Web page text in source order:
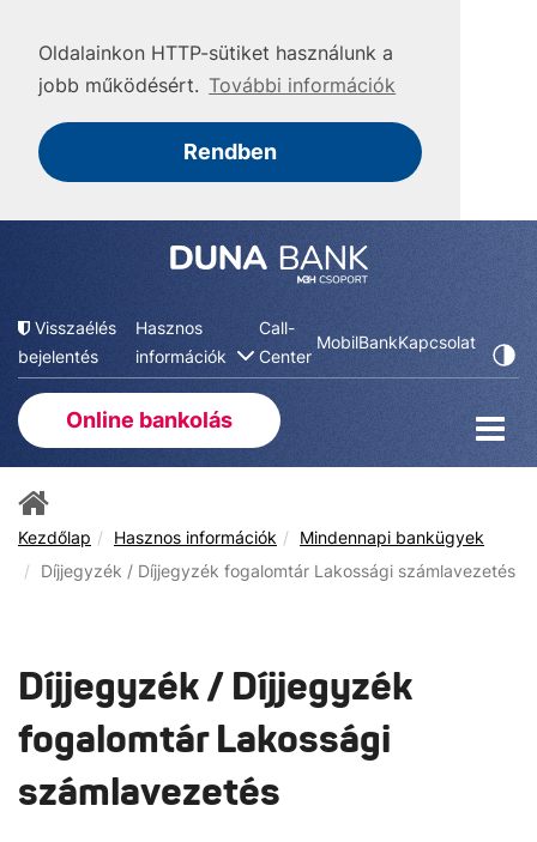
Oldalainkon HTTP-sütiket használunk a
jobb működésért. További információk
Rendben
Visszaélés
bejelentés
Hasznos
információk
Call-
Center
MobilBankKapcsolat
Online bankolás
Kezdőlap Hasznos információk
Mindennapi bankügyek
Díjjegyzék / Díjjegyzék fogalomtár Lakossági számlavezetés
Díjjegyzék / Díjjegyzék
fogalomtár Lakossági
számlavezetés